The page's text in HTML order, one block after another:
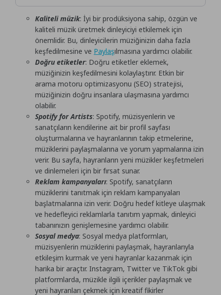
Kaliteli müzik: İyi bir prodüksiyona sahip, özgün ve
kaliteli müzik üretmek dinleyiciyi etkilemek için
önemlidir. Bu, dinleyicilerin müziğinizin daha fazla
keşfedilmesine ve Paylaşılmasına yardımcı olabilir.
Doğru etiketler: Doğru etiketler eklemek,
müziğinizin keşfedilmesini kolaylaştırır. Etkin bir
arama motoru optimizasyonu (SEO) stratejisi,
müziğinizin doğru insanlara ulaşmasına yardımcı
olabilir.
Spotify for Artists: Spotify, müzisyenlerin ve
sanatçıların kendilerine ait bir profil sayfası
oluşturmalarına ve hayranlarının takip etmelerine,
müziklerini paylaşmalarına ve yorum yapmalarına izin
verir. Bu sayfa, hayranların yeni müzikler keşfetmeleri
ve dinlemeleri için bir fırsat sunar.
Reklam kampanyaları: Spotify, sanatçıların
müziklerini tanıtmak için reklam kampanyaları
başlatmalarına izin verir. Doğru hedef kitleye ulaşmak
ve hedefleyici reklamlarla tanıtım yapmak, dinleyici
tabanınızın genişlemesine yardımcı olabilir.
Sosyal medya: Sosyal medya platformları,
müzisyenlerin müziklerini paylaşmak, hayranlarıyla
etkileşim kurmak ve yeni hayranlar kazanmak için
harika bir araçtır. Instagram, Twitter ve TikTok gibi
platformlarda, müzikle ilgili içerikler paylaşmak ve
yeni hayranları çekmek için kreatif fikirler